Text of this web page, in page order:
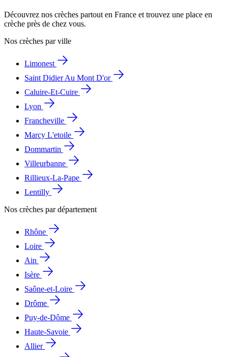
Découvrez nos crèches partout en France et trouvez une place en
crèche près de chez vous.
Nos crèches par ville
Limonest
Saint Didier Au Mont D'or
Caluire-Et-Cuire
Lyon
Francheville
Marcy L'etoile
Dommartin
Villeurbanne
Rillieux-La-Pape
Lentilly
Nos crèches par département
Rhône
Loire
Ain
Isère
Saône-et-Loire
Drôme
Puy-de-Dôme
Haute-Savoie
Allier